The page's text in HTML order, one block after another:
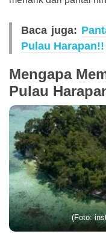
Baca juga:
Pulau Harapan!!
Mengapa
Pulau
(Foto: